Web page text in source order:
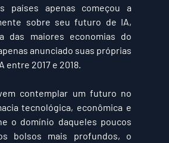
países apenas começou a
sobre seu futuro de IA,
das maiores economias do
anunciado suas próprias
entre 2017 e 2018.
contemplar um futuro no
tecnológica, econômica e
o domínio daqueles poucos
bolsos mais profundos, o